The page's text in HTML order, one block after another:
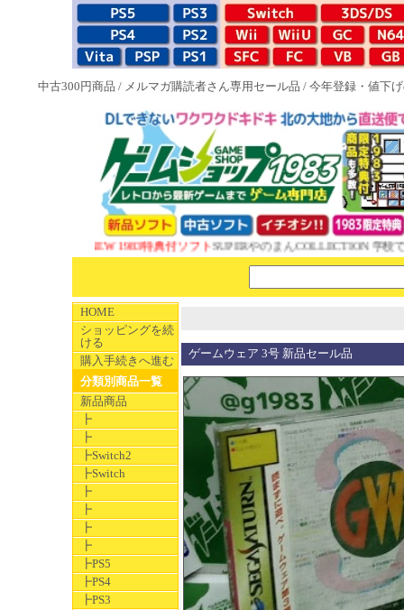
中古300円商品 / メルマガ購読者さん専用セール品 / 今年登録・値下
NEW 1983特典付ソフトSUPERやのまんCOLLECTION 学校であ
HOME
ショッピングを続
ける
購入手続きへ進む
分類別商品一覧
新品商品
┣
┣
┣Switch2
┣Switch
┣
┣
┣
┣
┣PS5
┣PS4
┣PS3
ゲームウェア 3号 新品セール品